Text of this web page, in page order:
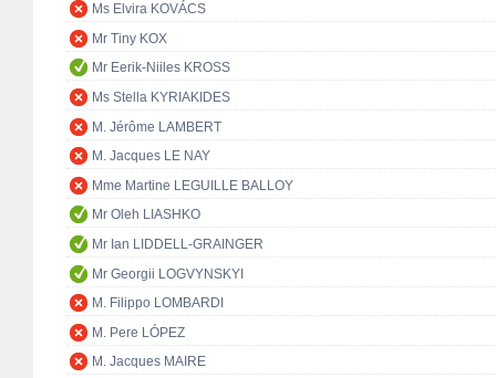
Ms Elvira KOVÁCS
Mr Tiny KOX
Mr Eerik-Niiles KROSS
Ms Stella KYRIAKIDES
M. Jérôme LAMBERT
M. Jacques LE NAY
Mme Martine LEGUILLE BALLOY
Mr Oleh LIASHKO
Mr Ian LIDDELL-GRAINGER
Mr Georgii LOGVYNSKYI
M. Filippo LOMBARDI
M. Pere LÓPEZ
M. Jacques MAIRE